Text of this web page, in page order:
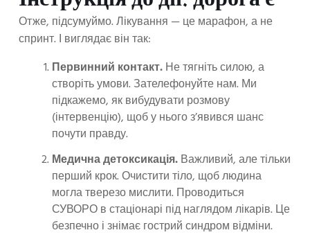
Отже, підсумуймо. Лікування — це марафон, а не
спринт. І виглядає він так:
Первинний контакт.Не тягніть силою, а
створіть умови. Зателефонуйте нам. Ми
підкажемо, як вибудувати розмову
(інтервенцію), щоб у нього з’явився шанс
почути правду.
Медична детоксикація.Важливий, але тільки
перший крок. Очистити тіло, щоб людина
могла тверезо мислити. Проводиться
СУВОРО в стаціонарі під наглядом лікарів. Це
безпечно і знімає гострий синдром відміни.